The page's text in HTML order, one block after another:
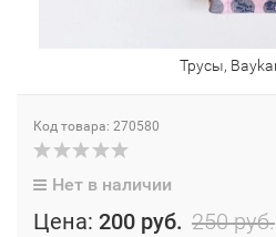
Трусы,
Код товара: 270580
Нет в наличии
Цена: 200 руб. 250 руб.